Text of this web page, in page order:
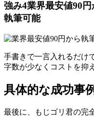
強み4業界最安値90円
執筆可能
手書きで一言入れるだけ
字数が少なくコストを抑
具体的な成功事
最後に、もじゴリ君の完